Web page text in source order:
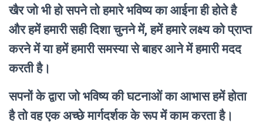
खैर जो भी हो सपने तो हमारे भविष्य का आईना ही होते है
और हमें हमारी सही दिशा चुनने में, हमें हमारे लक्ष्य को प्राप्त
करने में या हमें हमारी समस्या से बाहर आने में हमारी मदद
करती है।
सपनों के द्वारा जो भविष्य की घटनाओं का आभास हमें होता
है तो वह एक अच्छे मार्गदर्शक के रूप में काम करता है।